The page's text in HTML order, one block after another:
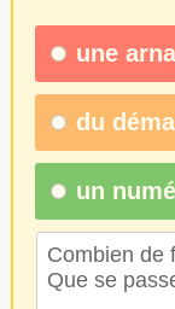
une
du
un